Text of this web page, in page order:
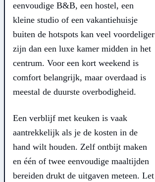
eenvoudige B&B, een hostel, een
kleine studio of een vakantiehuisje
buiten de hotspots kan veel voordeliger
zijn dan een luxe kamer midden in het
centrum. Voor een kort weekend is
comfort belangrijk, maar overdaad is
meestal de duurste overbodigheid.
Een verblijf met keuken is vaak
aantrekkelijk als je de kosten in de
hand wilt houden. Zelf ontbijt maken
en één of twee eenvoudige maaltijden
bereiden drukt de uitgaven meteen. Let